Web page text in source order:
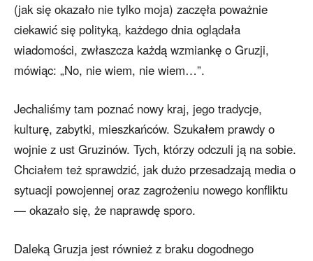
(jak się okazało nie tylko moja) zaczęła poważnie
ciekawić się polityką, każdego dnia oglądała
wiadomości, zwłaszcza każdą wzmiankę o Gruzji,
mówiąc: „No, nie wiem, nie wiem…”.
Jechaliśmy tam poznać nowy kraj, jego tradycje,
kulturę, zabytki, mieszkańców. Szukałem prawdy o
wojnie z ust Gruzinów. Tych, którzy odczuli ją na sobie.
Chciałem też sprawdzić, jak dużo przesadzają media o
sytuacji powojennej oraz zagrożeniu nowego konfliktu
— okazało się, że naprawdę sporo.
Daleką Gruzja jest również z braku dogodnego